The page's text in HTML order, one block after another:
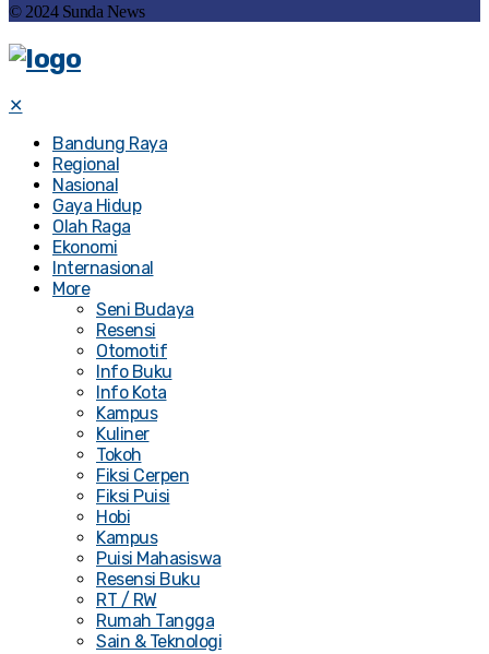
© 2024 Sunda News
✕
Bandung Raya
Regional
Nasional
Gaya Hidup
Olah Raga
Ekonomi
Internasional
More
Seni Budaya
Resensi
Otomotif
Info Buku
Info Kota
Kampus
Kuliner
Tokoh
Fiksi Cerpen
Fiksi Puisi
Hobi
Kampus
Puisi Mahasiswa
Resensi Buku
RT / RW
Rumah Tangga
Sain & Teknologi